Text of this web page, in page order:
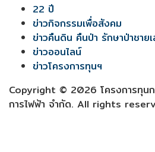
22 ปี
ข่าวกิจกรรมเพื่อสังคม
ข่าวคืนดิน คืนป่า รักษาป่าชาย
ข่าวออนไลน์
ข่าวโครงการทุนฯ
Copyright © 2026 โครงการทุน
การไฟฟ้า จำกัด. All rights